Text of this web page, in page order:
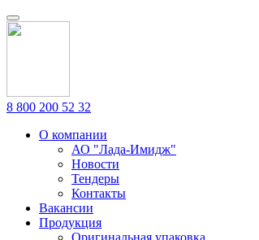
8 800 200 52 32
О компании
АО "Лада-Имидж"
Новости
Тендеры
Контакты
Вакансии
Продукция
Оригинальная упаковка